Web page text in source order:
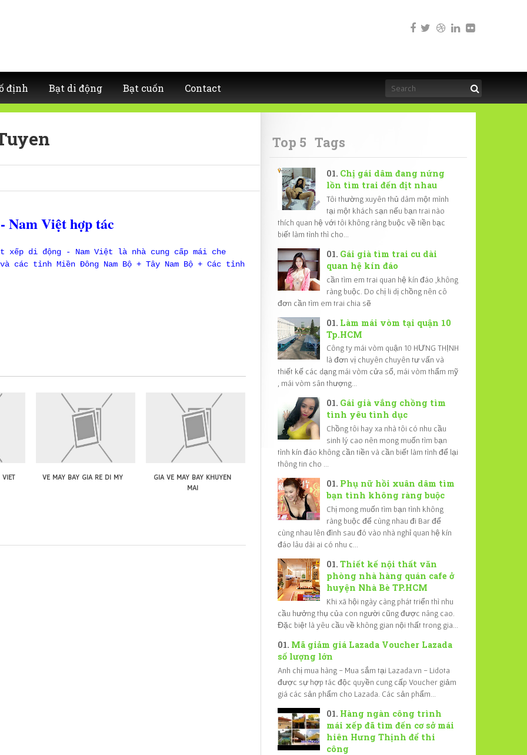
định Bạt di động Bạt cuốn Contact
Nam Việt hợp tác
xếp di động - Nam Việt là nhà cung cấp mái che
các tỉnh Miền Đông Nam Bộ + Tây Nam Bộ + Các tỉnh
viet ve may bay gia re di my
gia ve may bay khuyen
mai
Top 5 Tags
Chị gái dâm đang nứng
lồn tìm trai đến địt nhau
Tôi thường xuyên thủ dâm một mình
tại một khách sạn nếu bạn trai nào
thích quan hệ với tôi không ràng buộc về tiền bạc
biết làm tình thì cho...
Gái già tìm trai cu dài
quan hệ kín đáo
cần tìm em trai quan hệ kín đáo ,không
ràng buộc. Do chị li dị chồng nên cô
đơn cần tìm em trai chia sẽ
Làm mái vòm tại quận 10
Tp.HCM
Công ty mái vòm quận 10 HƯNG THỊNH
là đơn vị chuyên chuyên tư vấn và
thiết kế các dạng mái vòm cửa sổ, mái vòm thẩm mỹ
, mái vòm sân thượng...
Gái già vắng chồng tìm
tình yêu tình dục
Chồng tôi hay xa nhà tôi có nhu cầu
sinh lý cao nên mong muốn tìm bạn
tình kín đáo không cần tiền và cần biết làm tình để lại
thông tin cho ...
Phụ nữ hồi xuân dâm tìm
bạn tình không ràng buộc
Chị mong muốn tìm bạn tình không
ràng buộc để cùng nhau đi Bar để
cùng nhau lên đình sau đó vào nhà nghỉ quan hệ kín
đáo lâu dài ai có nhu c...
Thiết kế nội thất văn
phòng nhà hàng quán cafe ở
huyện Nhà Bè TP.HCM
Khi xã hội ngày càng phát triển thì nhu
cầu hưởng thụ của con người cũng được nâng cao.
Đặc biệt là yêu cầu về không gian nội thất trong gia...
Mã giảm giá Lazada Voucher Lazada
số lượng lớn
Anh chị mua hàng - Mua sắm tại Lazada.vn - Lidota
được sự hợp tác độc quyền cung cấp Voucher giảm
giá các sản phẩm cho Lazada. Các sản phẩm...
Hàng ngàn công trình
mái xếp đã tìm đến cơ sở mái
hiên Hưng Thịnh để thi
công